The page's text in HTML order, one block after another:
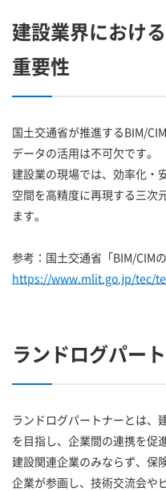
建設業界におけ
重要性
国土交通省が推進するBIM/
データの活用は不可欠です。
建設業の現場では、効率化・
空間を高精度に再現する三次
ます。
参考：国土交通省「BIM/CIMの
https://www.mlit.go.jp/tec/
ランドログパー
ランドログパートナーとは、
を目指し、企業間の連携を促
建設関連企業のみならず、保
企業が参画し、技術交流会や